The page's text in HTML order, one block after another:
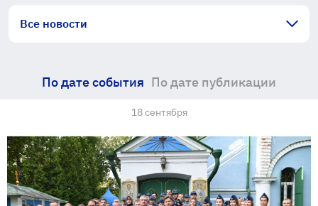
Все новости
По дате события По дате публикации
18 сентября